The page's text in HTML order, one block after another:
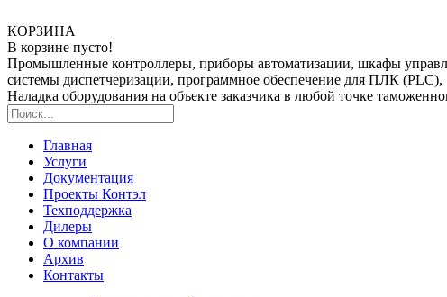
КОРЗИНА
В корзине пусто!
Промышленные контроллеры, приборы автоматизации, шкафы
системы диспетчеризации, программное обеспечение для ПЛК
Наладка оборудования на объекте заказчика в любой точке
Главная
Услуги
Документация
Проекты Контэл
Техподдержка
Дилеры
О компании
Архив
Контакты